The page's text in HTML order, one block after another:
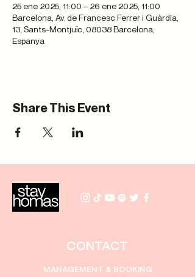
25 ene 2025, 11:00 – 26 ene 2025, 11:00
Barcelona, Av. de Francesc Ferrer i Guàrdia,
13, Sants-Montjuïc, 08038 Barcelona,
Espanya
Share This Event
CONTACT
MANAGEMENT & BOOKING